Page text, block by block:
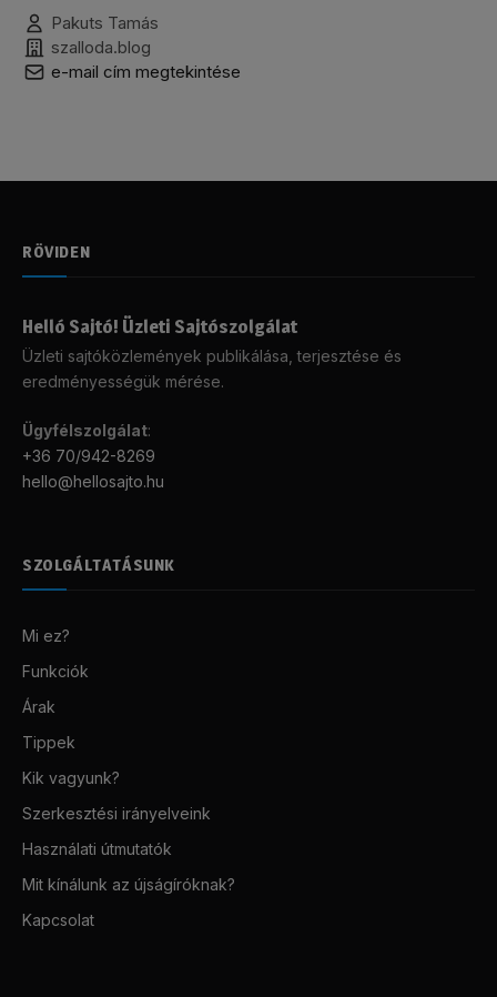
Pakuts Tamás
szalloda.blog
e-mail cím megtekintése
RÖVIDEN
Helló Sajtó! Üzleti Sajtószolgálat
Üzleti sajtóközlemények publikálása, terjesztése és
eredményességük mérése.
Ügyfélszolgálat:
+36 70/942-8269
hello@hellosajto.hu
SZOLGÁLTATÁSUNK
Mi ez?
Funkciók
Árak
Tippek
Kik vagyunk?
Szerkesztési irányelveink
Használati útmutatók
Mit kínálunk az újságíróknak?
Kapcsolat